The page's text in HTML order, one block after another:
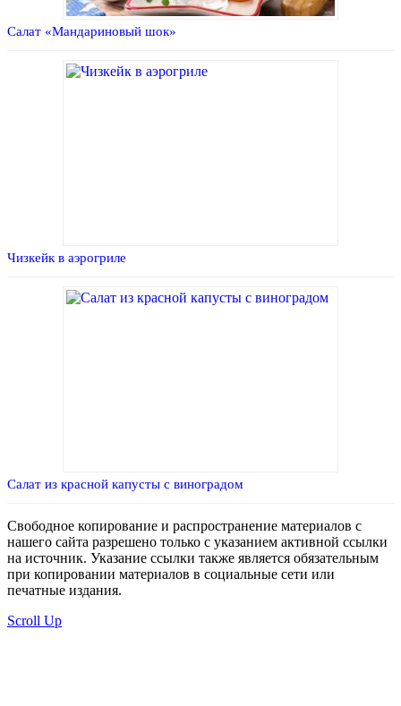
Салат «Мандариновый шок»
Чизкейк в аэрогриле
Салат из красной капусты с виноградом
Свободное копирование и распространение материалов с
нашего сайта разрешено только с указанием активной ссылки
на источник. Указание ссылки также является обязательным
при копировании материалов в социальные сети или
печатные издания.
Scroll Up